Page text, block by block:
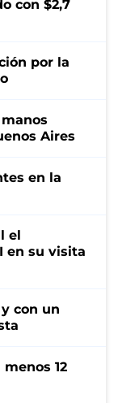
con $2,7
por la
Aires
en la
el
en su visita
con un
12